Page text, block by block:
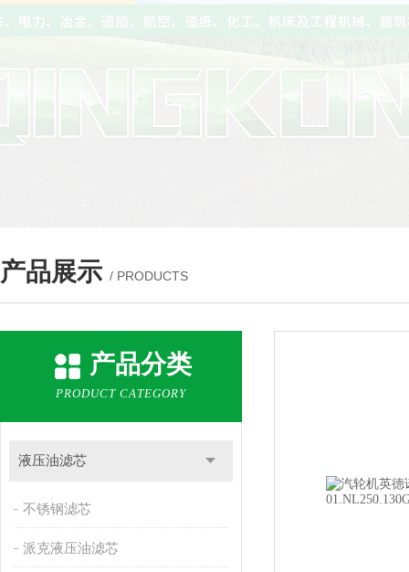
产品展示 / PRODUCTS
产品分类
PRODUCT CATEGORY
液压油滤芯
不锈钢滤芯
派克液压油滤芯